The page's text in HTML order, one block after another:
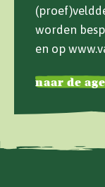
worden
en op
naar de